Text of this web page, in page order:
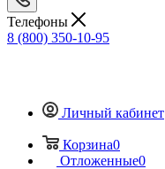
Телефоны
8 (800) 350-10-95
Личный кабинет
Корзина0
Отложенные0